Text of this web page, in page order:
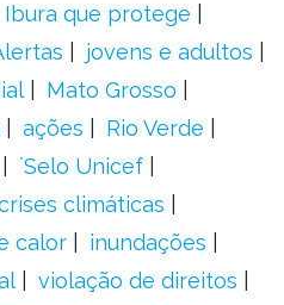
Ibura que protege
jovens e adultos
Mato Grosso
ações
Rio Verde
´Selo Unicef
climáticas
calor
inundações
violação de direitos